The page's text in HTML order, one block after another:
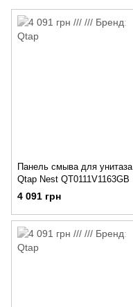
Панель смыва для унитаза
Qtap Nest QT0111V1163GB
4 091 грн